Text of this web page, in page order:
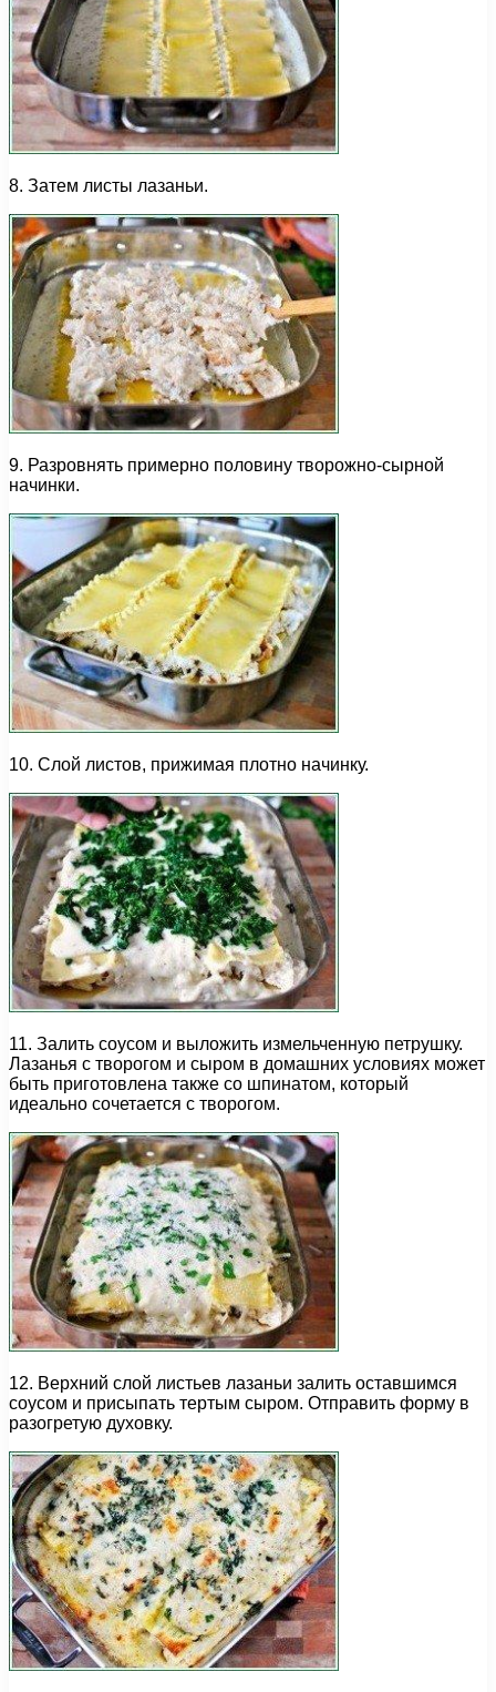
8. Затем листы лазаньи.
9. Разровнять примерно половину творожно-сырной
начинки.
10. Слой листов, прижимая плотно начинку.
11. Залить соусом и выложить измельченную петрушку.
Лазанья с творогом и сыром в домашних условиях может
быть приготовлена также со шпинатом, который
идеально сочетается с творогом.
12. Верхний слой листьев лазаньи залить оставшимся
соусом и присыпать тертым сыром. Отправить форму в
разогретую духовку.